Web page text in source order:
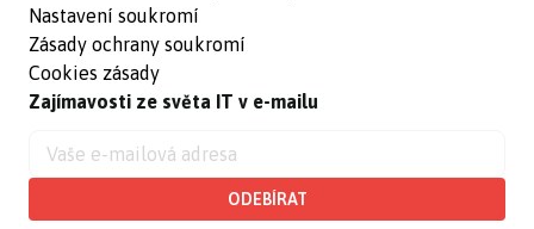
Nastavení soukromí
Zásady ochrany soukromí
Cookies zásady
Zajímavosti ze světa IT v e-mailu
ODEBÍRAT